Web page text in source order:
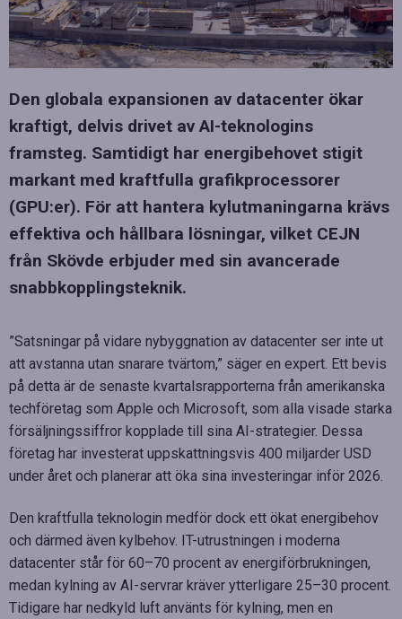
Den globala expansionen av datacenter ökar
kraftigt, delvis drivet av AI-teknologins
framsteg. Samtidigt har energibehovet stigit
markant med kraftfulla grafikprocessorer
(GPU:er). För att hantera kylutmaningarna krävs
effektiva och hållbara lösningar, vilket CEJN
från Skövde erbjuder med sin avancerade
snabbkopplingsteknik.
”Satsningar på vidare nybyggnation av datacenter ser inte ut
att avstanna utan snarare tvärtom,” säger en expert. Ett bevis
på detta är de senaste kvartalsrapporterna från amerikanska
techföretag som Apple och Microsoft, som alla visade starka
försäljningssiffror kopplade till sina AI-strategier. Dessa
företag har investerat uppskattningsvis 400 miljarder USD
under året och planerar att öka sina investeringar inför 2026.
Den kraftfulla teknologin medför dock ett ökat energibehov
och därmed även kylbehov. IT-utrustningen i moderna
datacenter står för 60–70 procent av energiförbrukningen,
medan kylning av AI-servrar kräver ytterligare 25–30 procent.
Tidigare har nedkyld luft använts för kylning, men en